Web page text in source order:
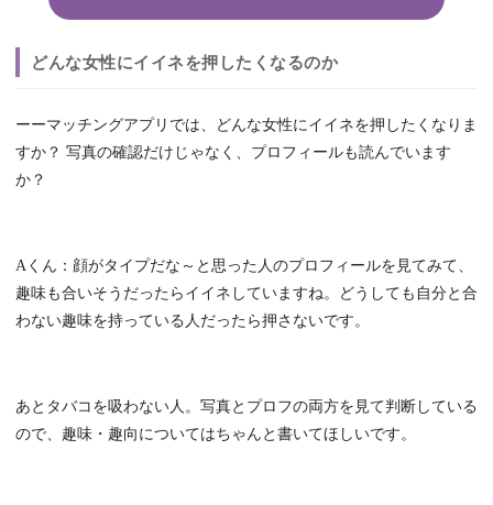
どんな女性にイイネを押したくなるのか
ーーマッチングアプリでは、どんな女性にイイネを押したくなりま
すか？ 写真の確認だけじゃなく、プロフィールも読んでいます
か？
Aくん：顔がタイプだな～と思った人のプロフィールを見てみて、
趣味も合いそうだったらイイネしていますね。どうしても自分と合
わない趣味を持っている人だったら押さないです。
あとタバコを吸わない人。写真とプロフの両方を見て判断している
ので、趣味・趣向についてはちゃんと書いてほしいです。